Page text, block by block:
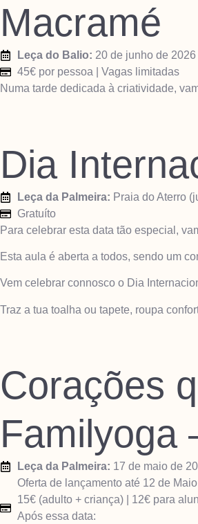
Macramé
Leça do Balio: 20 de junho de
45€ por pessoa | Vagas limitadas
Numa tarde dedicada à criatividade,
Dia
Leça da Palmeira: Praia do Aterro
Gratuíto
Para celebrar esta data tão especial,
Esta aula é aberta a todos, sendo um
Vem celebrar connosco o Dia
Traz a tua toalha ou tapete, roupa
Corações
Familyoga
Leça da Palmeira: 17 de maio de
Oferta de lançamento até 12 de
15€ (adulto + criança) | 12€ para
Após essa data: